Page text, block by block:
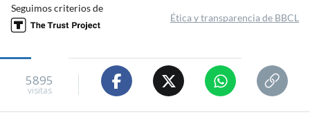
Seguimos criterios de
Ética y transparencia de BBCL
5895
visitas